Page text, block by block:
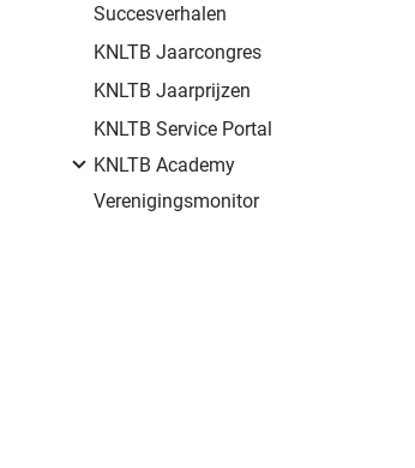
Succesverhalen
KNLTB Jaarcongres
KNLTB Jaarprijzen
KNLTB Service Portal
KNLTB Academy
Verenigingsmonitor